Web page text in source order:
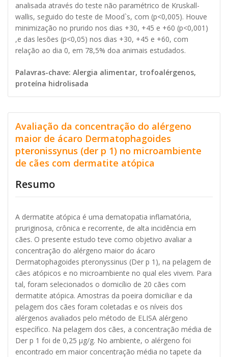
analisada através do teste não paramétrico de Kruskall-
wallis, seguido do teste de Mood`s, com (p<0,005). Houve
minimização no prurido nos dias +30, +45 e +60 (p<0,001)
,e das lesões (p<0,05) nos dias +30, +45 e +60, com
relação ao dia 0, em 78,5% doa animais estudados.
Palavras-chave: Alergia alimentar, trofoalérgenos,
proteína hidrolisada
Avaliação da concentração do alérgeno
maior de ácaro Dermatophagoides
pteronissynus (der p 1) no microambiente
de cães com dermatite atópica
Resumo
A dermatite atópica é uma dematopatia inflamatória,
pruriginosa, crônica e recorrente, de alta incidência em
cães. O presente estudo teve como objetivo avaliar a
concentração do alérgeno maior do ácaro
Dermatophagoides pteronyssinus (Der p 1), na pelagem de
cães atópicos e no microambiente no qual eles vivem. Para
tal, foram selecionados o domicílio de 20 cães com
dermatite atópica. Amostras da poeira domiciliar e da
pelagem dos cães foram coletadas e os níveis dos
alérgenos avaliados pelo método de ELISA alérgeno
específico. Na pelagem dos cães, a concentração média de
Der p 1 foi de 0,25 μg/g. No ambiente, o alérgeno foi
encontrado em maior concentração média no tapete da